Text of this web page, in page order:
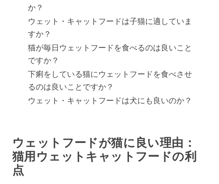
か？
ウェット・キャットフードは子猫に適していま
すか？
猫が毎日ウェットフードを食べるのは良いこと
ですか？
下痢をしている猫にウェットフードを食べさせ
るのは良いことですか？
ウェット・キャットフードは犬にも良いのか？
ウェットフードが猫に良い理由：
猫用ウェットキャットフードの利
点